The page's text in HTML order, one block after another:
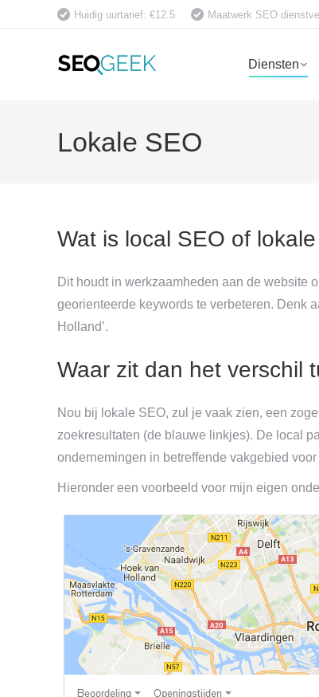
Huidig uurtarief: €12.5 Maatwerk SEO
Diensten
Lokale SEO
Wat is local SEO of
Dit houdt in werkzaamheden aan de website
georienteerde keywords te verbeteren. Denk
Holland’.
Waar zit dan het verschil
Nou bij lokale SEO, zul je vaak zien, een
zoekresultaten (de blauwe linkjes). De local
ondernemingen in betreffende vakgebied
Hieronder een voorbeeld voor mijn eigen